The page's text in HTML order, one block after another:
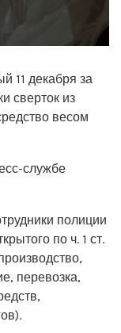
11 декабря за
сверток из
весом
службе
полиции
по ч. 1 ст.
перевозка,